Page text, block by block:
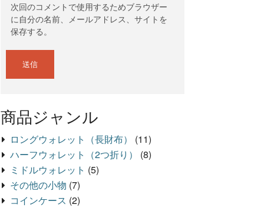
次回のコメントで使用するためブラウザー
に自分の名前、メールアドレス、サイトを
保存する。
商品ジャンル
ロングウォレット（長財布）
(11)
ハーフウォレット（2つ折り）
(8)
ミドルウォレット (5)
その他の小物 (7)
コインケース (2)